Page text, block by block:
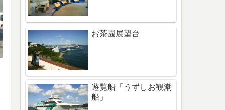
お茶園展望台
遊覧船「うずしお観潮
船」